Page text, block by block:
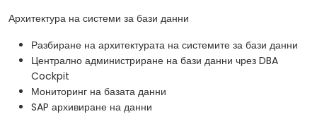
Архитектура на системи за бази данни
Разбиране на архитектурата на системите за бази данни
Централно администриране на бази данни чрез DBA
Cockpit
Мониторинг на базата данни
SAP архивиране на данни